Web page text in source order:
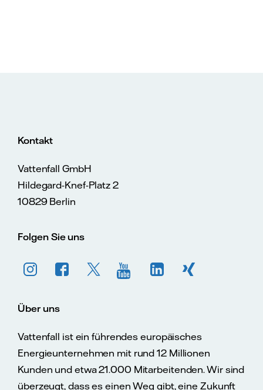
Kontakt
Vattenfall GmbH
Hildegard-Knef-Platz 2
10829 Berlin
Folgen Sie uns
Über uns
Vattenfall ist ein führendes europäisches
Energieunternehmen mit rund 12 Millionen
Kunden und etwa 21.000 Mitarbeitenden. Wir sind
überzeugt, dass es einen Weg gibt, eine Zukunft